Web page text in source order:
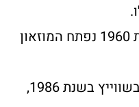
הוא רכש את בית קיש ובשנת 1960 נפתח המוזאון
פליקס טיקוטין הלך לעולמו בשווייץ בשנת 1986,